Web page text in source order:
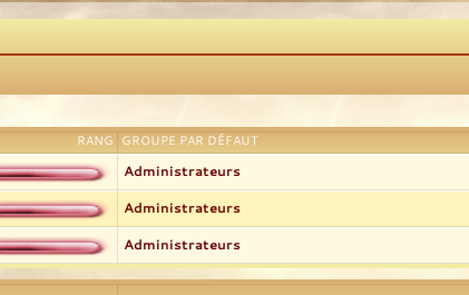
RANG GROUPE PAR DÉFAUT
Administrateurs
Administrateurs
Administrateurs